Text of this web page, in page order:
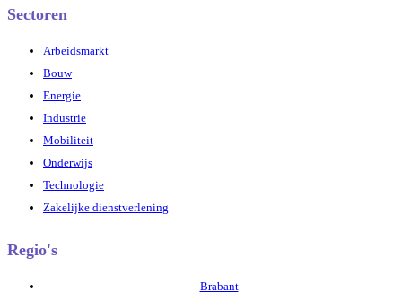
Sectoren
Arbeidsmarkt
Bouw
Energie
Industrie
Mobiliteit
Onderwijs
Technologie
Zakelijke dienstverlening
Regio's
Brabant